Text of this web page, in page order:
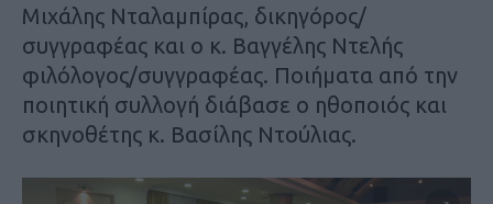
Μιχάλης Νταλαμπίρας, δικηγόρος/
συγγραφέας και ο κ. Βαγγέλης Ντελής
φιλόλογος/συγγραφέας. Ποιήματα από την
ποιητική συλλογή διάβασε ο ηθοποιός και
σκηνοθέτης κ. Βασίλης Ντούλιας.